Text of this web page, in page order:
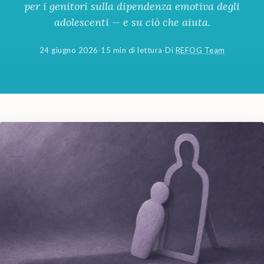
per i genitori sulla dipendenza emotiva degli
adolescenti — e su ciò che aiuta.
24 giugno 2026·15 min di lettura·Di REFOG Team